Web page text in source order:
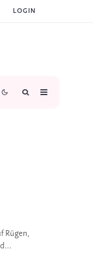
LOGIN
Rügen,